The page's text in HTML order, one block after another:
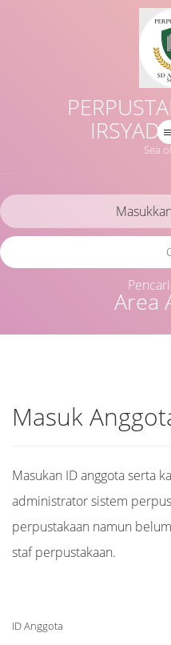
IRSYAD
Sea
Area
Masuk
Masukan ID anggota serta
administrator sistem
perpustakaan namun
staf perpustakaan.
ID Anggota